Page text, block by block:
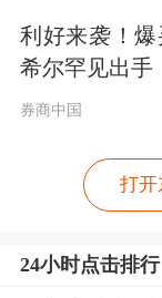
利好来袭！爆
希尔罕见出手
券商中国
打开
24小时点击排行